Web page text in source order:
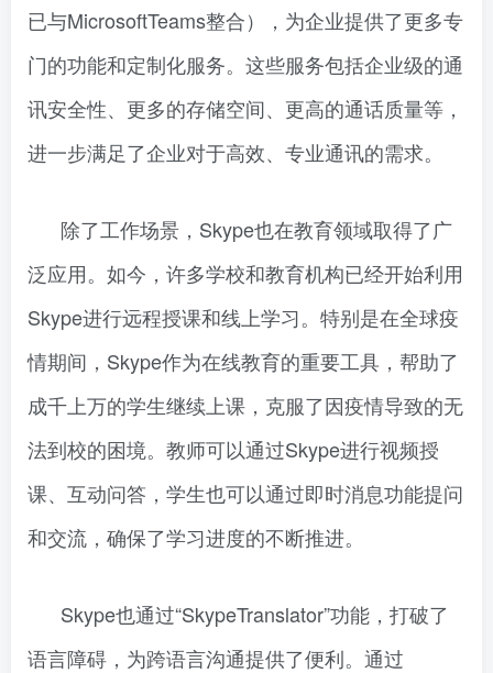
已与MicrosoftTeams整合），为企业提供了更多专
门的功能和定制化服务。这些服务包括企业级的通
讯安全性、更多的存储空间、更高的通话质量等，
进一步满足了企业对于高效、专业通讯的需求。
除了工作场景，Skype也在教育领域取得了广
泛应用。如今，许多学校和教育机构已经开始利用
Skype进行远程授课和线上学习。特别是在全球疫
情期间，Skype作为在线教育的重要工具，帮助了
成千上万的学生继续上课，克服了因疫情导致的无
法到校的困境。教师可以通过Skype进行视频授
课、互动问答，学生也可以通过即时消息功能提问
和交流，确保了学习进度的不断推进。
Skype也通过“SkypeTranslator”功能，打破了
语言障碍，为跨语言沟通提供了便利。通过